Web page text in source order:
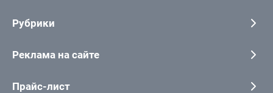
Рубрики
Реклама на сайте
Прайс-лист